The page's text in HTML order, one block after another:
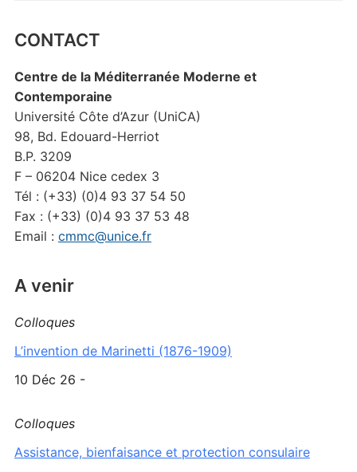
CONTACT
Centre de la Méditerranée Moderne et
Contemporaine
Université Côte d’Azur (UniCA)
98, Bd. Edouard-Herriot
B.P. 3209
F – 06204 Nice cedex 3
Tél : (+33) (0)4 93 37 54 50
Fax : (+33) (0)4 93 37 53 48
Email : cmmc@unice.fr
A venir
Colloques
L’invention de Marinetti (1876-1909)
10 Déc 26 -
Colloques
Assistance, bienfaisance et protection consulaire